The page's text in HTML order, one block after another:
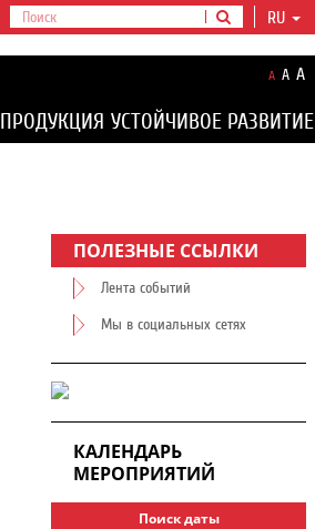
RU
A A A
ПРОДУКЦИЯ УСТОЙЧИВОЕ РАЗВИТИЕ
ПОЛЕЗНЫЕ ССЫЛКИ
Лента событий
Мы в социальных сетях
КАЛЕНДАРЬ
МЕРОПРИЯТИЙ
Поиск даты